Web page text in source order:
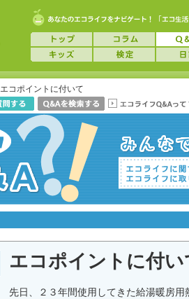
エコポイントに付いて
エコポイントに付い
先日、２３年間使用してきた給湯暖房用